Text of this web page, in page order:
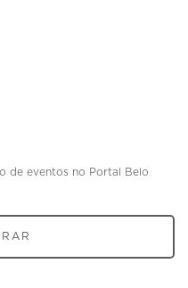
de eventos no Portal Belo